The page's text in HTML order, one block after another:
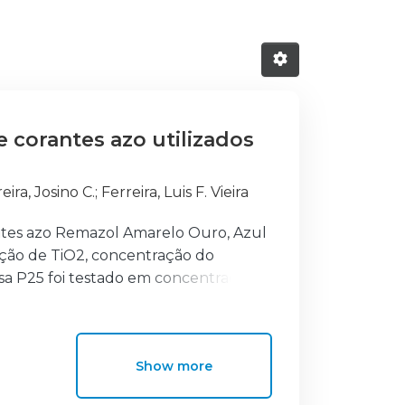
corantes azo utilizados
Josino C.; Ferreira, Luis F. Vieira
azo Remazol Amarelo Ouro, Azul
de TiO2, concentração do
P25 foi testado em concentrações
1 e a concentração do peróxido de
(lâmpada de vapor mercúrio, 125W)
das amostras foi seguida
com o aumento da quantidade
Show more